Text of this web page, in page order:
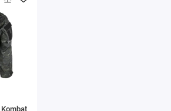
Kombat